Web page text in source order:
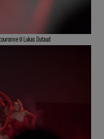
© Lukas Dutaud